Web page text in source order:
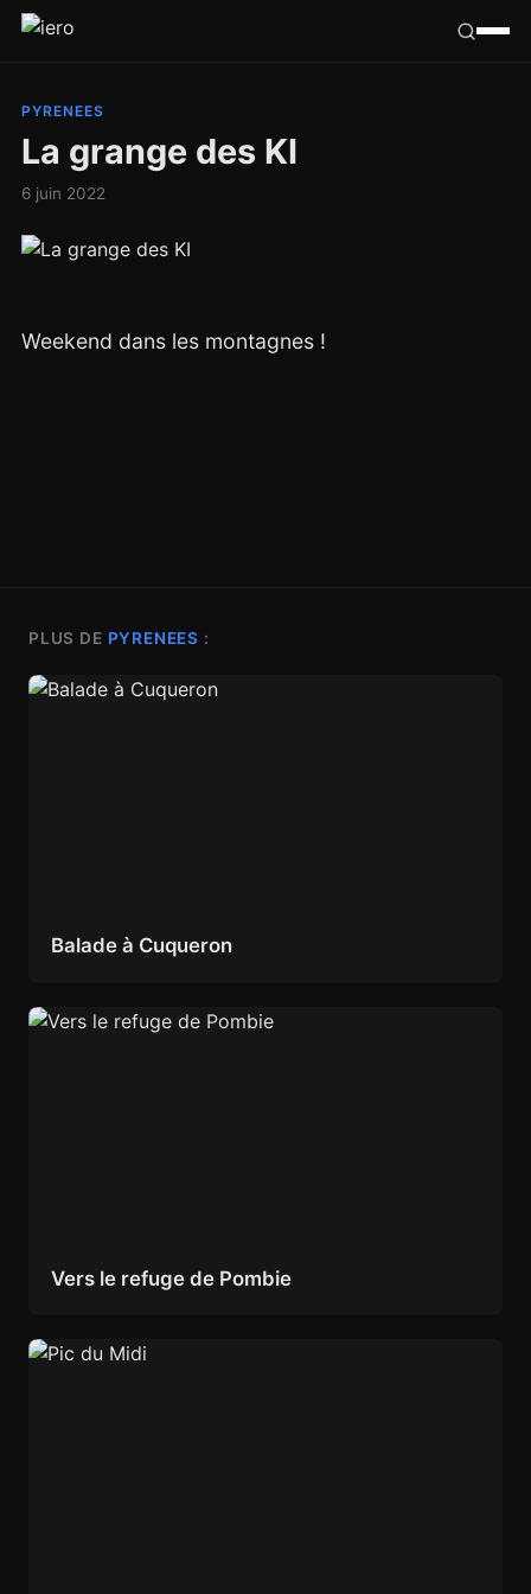
Congo
Hasard
PYRENEES
La grange des KI
6 juin 2022
Weekend dans les montagnes !
PLUS DE PYRENEES :
Balade à Cuqueron
Vers le refuge de Pombie